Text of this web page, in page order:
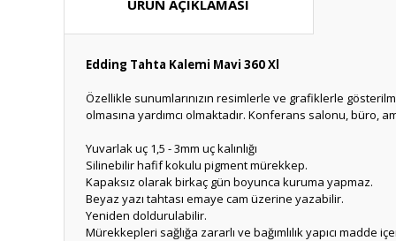
ÜRÜN AÇIKLAMASI
Edding Tahta Kalemi Mavi 360 Xl
Özellikle sunumlarınızın resimlerle ve grafiklerle
olmasına yardımcı olmaktadır. Konferans salonu, büro,
Yuvarlak uç 1,5 - 3mm uç kalınlığı
Silinebilir hafif kokulu pigment mürekkep.
Kapaksız olarak birkaç gün boyunca kuruma yapmaz.
Beyaz yazı tahtası emaye cam üzerine yazabilir.
Yeniden doldurulabilir.
Mürekkepleri sağlığa zararlı ve bağımlılık yapıcı madde